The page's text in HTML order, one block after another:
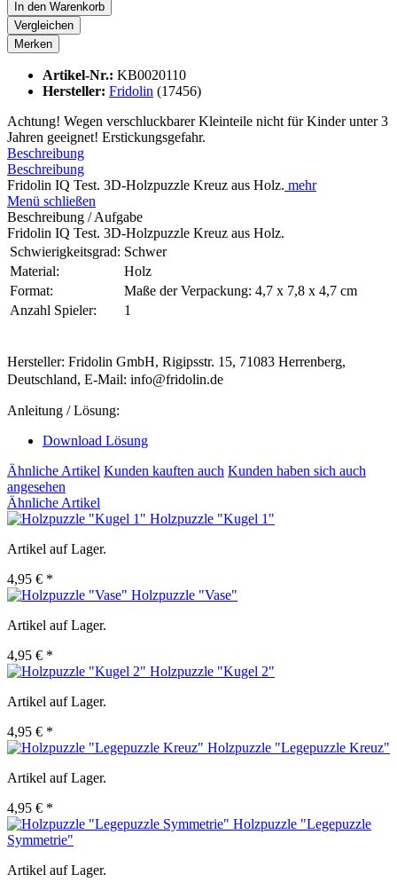
In den Warenkorb
Vergleichen
Merken
Artikel-Nr.: KB0020110
Hersteller: Fridolin (17456)
Achtung! Wegen verschluckbarer Kleinteile nicht für Kinder unter 3
Jahren geeignet! Erstickungsgefahr.
Beschreibung
Beschreibung
Fridolin IQ Test. 3D-Holzpuzzle Kreuz aus Holz. mehr
Menü schließen
Beschreibung / Aufgabe
Fridolin IQ Test. 3D-Holzpuzzle Kreuz aus Holz.
Schwierigkeitsgrad: Schwer
Material:
Holz
Format:
Maße der Verpackung: 4,7 x 7,8 x 4,7 cm
Anzahl Spieler:
1
Hersteller: Fridolin GmbH, Rigipsstr. 15, 71083 Herrenberg,
Deutschland, E-Mail: info@fridolin.de
Anleitung / Lösung:
Download Lösung
Ähnliche Artikel Kunden kauften auch Kunden haben sich auch
angesehen
Ähnliche Artikel
Holzpuzzle "Kugel 1"
Artikel auf Lager.
4,95 € *
Holzpuzzle "Vase"
Artikel auf Lager.
4,95 € *
Holzpuzzle "Kugel 2"
Artikel auf Lager.
4,95 € *
Holzpuzzle "Legepuzzle Kreuz"
Artikel auf Lager.
4,95 € *
Holzpuzzle "Legepuzzle
Symmetrie"
Artikel auf Lager.